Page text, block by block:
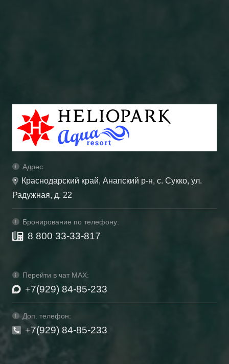
Адрес:
Краснодарский край, Анапский р-н, с. Сукко, ул.
Радужная, д. 22
Бронирование по телефону:
8 800 33-33-817
Перейти в чат MAX:
+7(929) 84-85-233
Доп. телефон:
+7(929) 84-85-233